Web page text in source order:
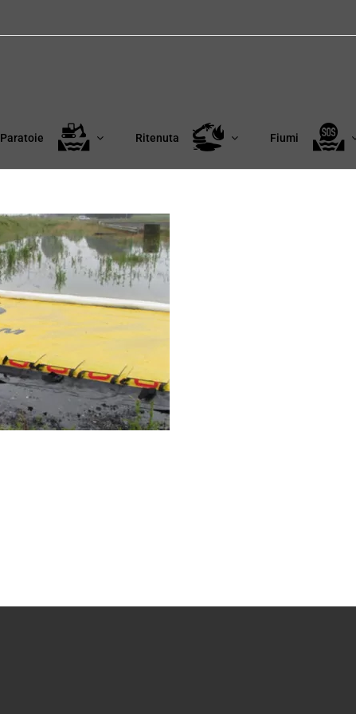
Paratoie Ritenuta Fiumi